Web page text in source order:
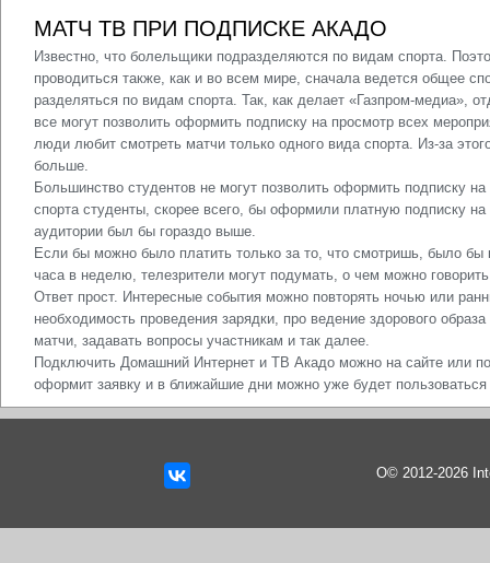
МАТЧ ТВ ПРИ ПОДПИСКЕ АКАДО
Известно, что болельщики подразделяются по видам спорта.
проводиться также, как и во всем мире, сначала ведется общее
разделяться по видам спорта. Так, как делает «Газпром-медиа»,
все могут позволить оформить подписку на просмотр всех
люди любит смотреть матчи только одного вида спорта. Из-за
больше.
Большинство студентов не могут позволить оформить подписку
спорта студенты, скорее всего, бы оформили платную подписку
аудитории был бы гораздо выше.
Если бы можно было платить только за то, что смотришь, было бы
часа в неделю, телезрители могут подумать, о чем можно
Ответ прост. Интересные события можно повторять ночью или
необходимость проведения зарядки, про ведение здорового
матчи, задавать вопросы участникам и так далее.
Подключить Домашний Интернет и ТВ Акадо можно на сайте или
оформит заявку и в ближайшие дни можно уже будет
О© 2012-2026